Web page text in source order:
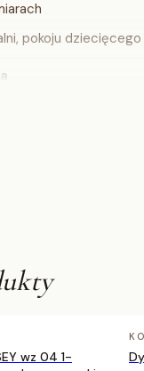
pokoju dziecięcego
wz 04 1-